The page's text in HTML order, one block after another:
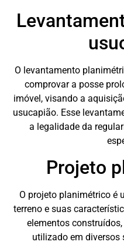
O levantamento
comprovar a posse
imóvel, visando a
usucapião. Esse
a legalidade da
Projeto
O projeto planimétrico é
terreno e suas
elementos
utilizado em diversos